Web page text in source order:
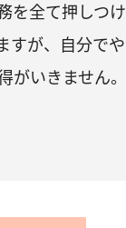
を全て押しつけ
すが、自分でや
いきません。